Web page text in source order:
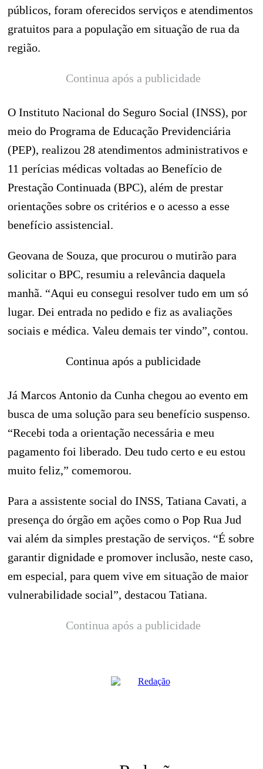
públicos, foram oferecidos serviços e atendimentos
gratuitos para a população em situação de rua da
região.
Continua após a publicidade
O Instituto Nacional do Seguro Social (INSS), por
meio do Programa de Educação Previdenciária
(PEP), realizou 28 atendimentos administrativos e
11 perícias médicas voltadas ao Benefício de
Prestação Continuada (BPC), além de prestar
orientações sobre os critérios e o acesso a esse
benefício assistencial.
Geovana de Souza, que procurou o mutirão para
solicitar o BPC, resumiu a relevância daquela
manhã. “Aqui eu consegui resolver tudo em um só
lugar. Dei entrada no pedido e fiz as avaliações
sociais e médica. Valeu demais ter vindo”, contou.
Continua após a publicidade
Já Marcos Antonio da Cunha chegou ao evento em
busca de uma solução para seu benefício suspenso.
“Recebi toda a orientação necessária e meu
pagamento foi liberado. Deu tudo certo e eu estou
muito feliz,” comemorou.
Para a assistente social do INSS, Tatiana Cavati, a
presença do órgão em ações como o Pop Rua Jud
vai além da simples prestação de serviços. “É sobre
garantir dignidade e promover inclusão, neste caso,
em especial, para quem vive em situação de maior
vulnerabilidade social”, destacou Tatiana.
Continua após a publicidade